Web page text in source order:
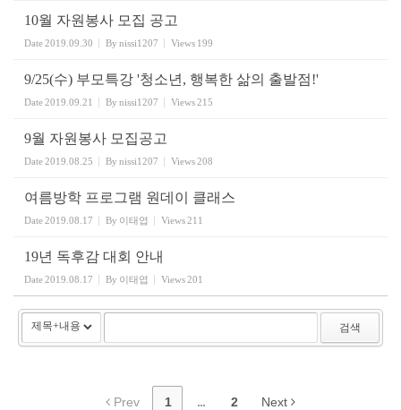
10월 자원봉사 모집 공고
Date2019.09.30 By nissi1207 Views 199
9/25(수) 부모특강 '청소년, 행복한 삶의 출발점!'
Date2019.09.21 By nissi1207 Views215
9월 자원봉사 모집공고
Date2019.08.25 By nissi1207 Views208
여름방학 프로그램 원데이 클래스
Date2019.08.17 By 이태엽 Views211
19년 독후감 대회 안내
Date2019.08.17 By 이태엽 Views201
검색
Prev 1 ... 2 Next